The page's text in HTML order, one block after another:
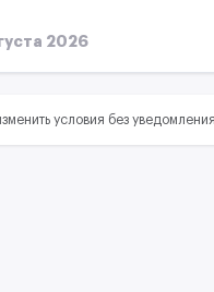
2026
условия без